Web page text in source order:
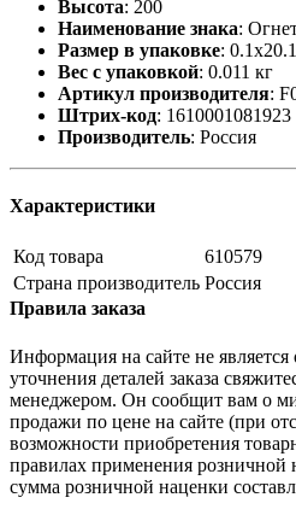
Высота: 200
Наименование знака:
Размер в упаковке:
Вес с упаковкой: 0.011 кг
Артикул производителя:
Штрих-код: 1610001081923
Производитель: Россия
Характеристики
Код товара
610579
Страна производитель Россия
Правила заказа
Информация на сайте не
уточнения деталей заказа
менеджером. Он сообщит вам о
продажи по цене на сайте (при
возможности приобретения
правилах применения розничной
сумма розничной наценки